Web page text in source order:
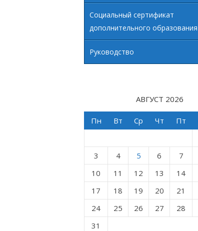
Социальный сертификат
дополнительного образования
Руководство
АВГУСТ 2026
Пн Вт Ср Чт Пт
3
4 5 6 7
10
11 12 13 14
17
18 19 20 21
24
25 26 27 28
31